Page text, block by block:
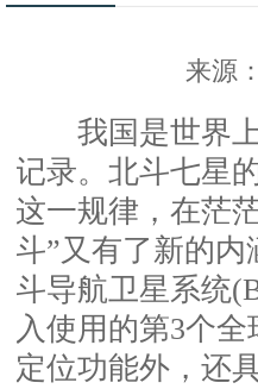
来源
我国是世界上
记录。北斗七星
这一规律，在茫
斗”又有了新的
斗导航卫星系统
入使用的第3个
定位功能外，还